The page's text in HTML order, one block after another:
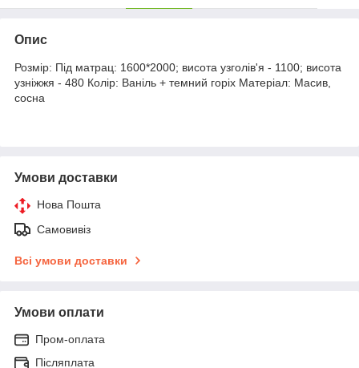
Опис
Розмір: Під матрац: 1600*2000; висота узголів'я - 1100; висота
узніжжя - 480 Колір: Ваніль + темний горіх Матеріал: Масив,
сосна
Умови доставки
Нова Пошта
Самовивіз
Всі умови доставки
Умови оплати
Пром-оплата
Післяплата